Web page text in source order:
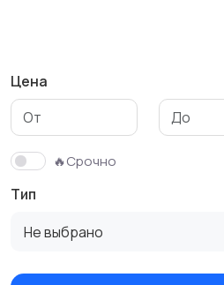
Тренажеры и фитнес
3
Цена
🔥Срочно
Тип
Не выбрано